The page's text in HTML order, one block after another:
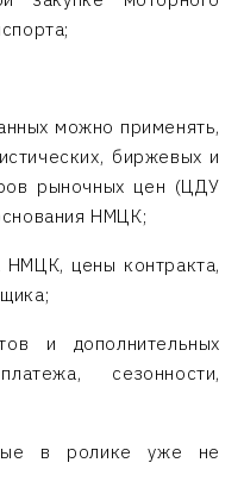
можно применять,
биржевых и
рыночных цен (ЦДУ
НМЦК;
НМЦК, цены контракта,
и дополнительных
сезонности,
в ролике уже не